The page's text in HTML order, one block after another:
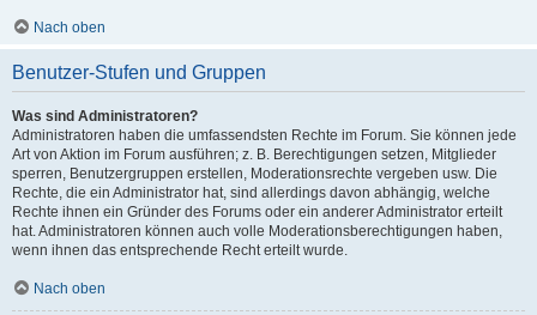
Nach oben
Benutzer-Stufen und Gruppen
Was sind Administratoren?
Administratoren haben die umfassendsten Rechte im Forum. Sie können jede
Art von Aktion im Forum ausführen; z. B. Berechtigungen setzen, Mitglieder
sperren, Benutzergruppen erstellen, Moderationsrechte vergeben usw. Die
Rechte, die ein Administrator hat, sind allerdings davon abhängig, welche
Rechte ihnen ein Gründer des Forums oder ein anderer Administrator erteilt
hat. Administratoren können auch volle Moderationsberechtigungen haben,
wenn ihnen das entsprechende Recht erteilt wurde.
Nach oben